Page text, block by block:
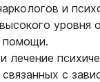
и
уровня
помощи.
лечение
с